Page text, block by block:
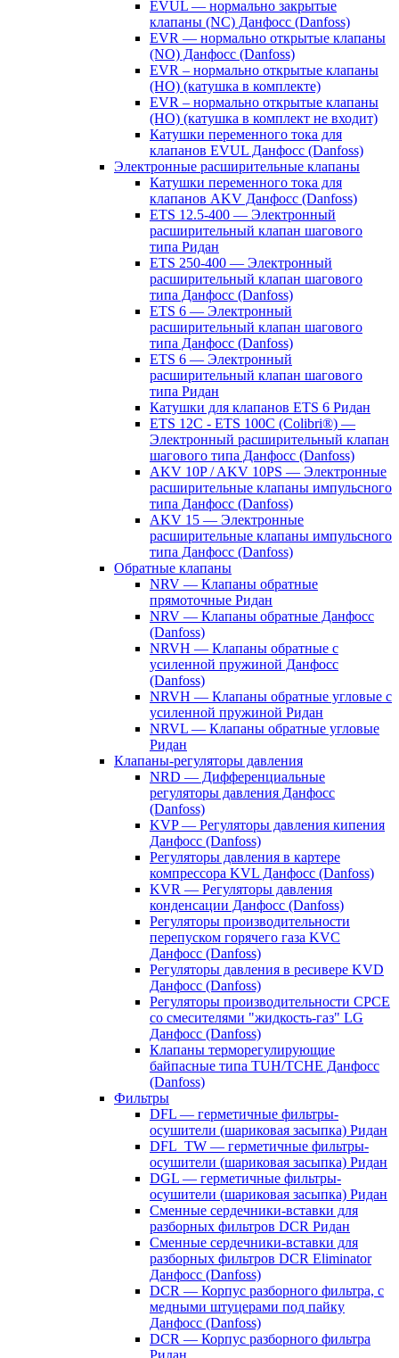
EVUL — нормально закрытые
клапаны (NC) Данфосс (Danfoss)
EVR — нормально открытые клапаны
(NO) Данфосс (Danfoss)
EVR – нормально открытые клапаны
(НО) (катушка в комплекте)
EVR – нормально открытые клапаны
(НО) (катушка в комплект не входит)
Катушки переменного тока для
клапанов EVUL Данфосс (Danfoss)
Электронные расширительные клапаны
Катушки переменного тока для
клапанов AKV Данфосс (Danfoss)
ETS 12.5-400 — Электронный
расширительный клапан шагового
типа Ридан
ETS 250-400 — Электронный
расширительный клапан шагового
типа Данфосс (Danfoss)
ETS 6 — Электронный
расширительный клапан шагового
типа Данфосс (Danfoss)
ETS 6 — Электронный
расширительный клапан шагового
типа Ридан
Катушки для клапанов ETS 6 Ридан
ETS 12C - ETS 100C (Colibri®) —
Электронный расширительный клапан
шагового типа Данфосс (Danfoss)
AKV 10P / AKV 10PS — Электронные
расширительные клапаны импульсного
типа Данфосс (Danfoss)
AKV 15 — Электронные
расширительные клапаны импульсного
типа Данфосс (Danfoss)
Обратные клапаны
NRV — Клапаны обратные
прямоточные Ридан
NRV — Клапаны обратные Данфосс
(Danfoss)
NRVH — Клапаны обратные с
усиленной пружиной Данфосс
(Danfoss)
NRVH — Клапаны обратные угловые с
усиленной пружиной Ридан
NRVL — Клапаны обратные угловые
Ридан
Клапаны-регуляторы давления
NRD — Дифференциальные
регуляторы давления Данфосс
(Danfoss)
KVP — Регуляторы давления кипения
Данфосс (Danfoss)
Регуляторы давления в картере
компрессора KVL Данфосс (Danfoss)
KVR — Регуляторы давления
конденсации Данфосс (Danfoss)
Регуляторы производительности
перепуском горячего газа KVC
Данфосс (Danfoss)
Регуляторы давления в ресивере KVD
Данфосс (Danfoss)
Регуляторы производительности CPCE
со смесителями "жидкость-газ" LG
Данфосс (Danfoss)
Клапаны терморегулирующие
байпасные типа TUH/TCHE Данфосс
(Danfoss)
Фильтры
DFL — герметичные фильтры-
осушители (шариковая засыпка) Ридан
DFL_TW — герметичные фильтры-
осушители (шариковая засыпка) Ридан
DGL — герметичные фильтры-
осушители (шариковая засыпка) Ридан
Сменные сердечники-вставки для
разборных фильтров DCR Ридан
Сменные сердечники-вставки для
разборных фильтров DCR Eliminator
Данфосс (Danfoss)
DCR — Корпус разборного фильтра, с
медными штуцерами под пайку
Данфосс (Danfoss)
DCR — Корпус разборного фильтра
Ридан